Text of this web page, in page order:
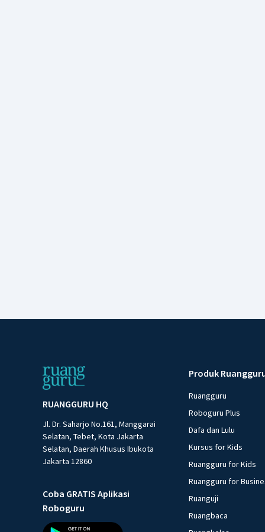
RUANGGURU HQ
Jl. Dr. Saharjo No.161, Manggarai
Selatan, Tebet, Kota Jakarta
Selatan, Daerah Khusus Ibukota
Jakarta 12860
Coba GRATIS Aplikasi
Roboguru
Produk
Ruangguru
Roboguru Plus
Dafa dan Lulu
Kursus for Kids
Ruangguru for Kids
Ruangguru for
Ruanguji
Ruangbaca